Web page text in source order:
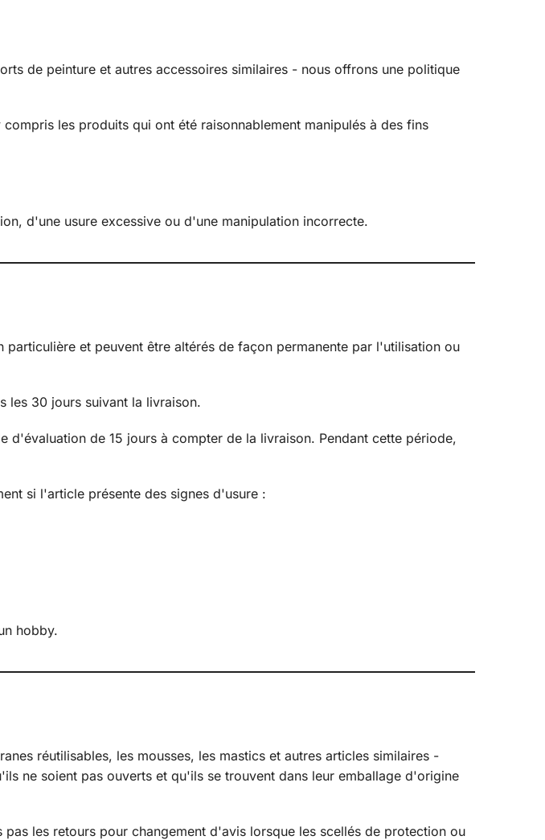
de peinture et autres accessoires similaires - nous offrons une politique
les produits qui ont été raisonnablement manipulés à des fins
d'une usure excessive ou d'une manipulation incorrecte.
et peuvent être altérés de façon permanente par l'utilisation ou
les 30 jours suivant la livraison.
de 15 jours à compter de la livraison. Pendant cette période,
si l'article présente des signes d'usure :
hobby.
réutilisables, les mousses, les mastics et autres articles similaires -
ne soient pas ouverts et qu'ils se trouvent dans leur emballage d'origine
les retours pour changement d'avis lorsque les scellés de protection ou